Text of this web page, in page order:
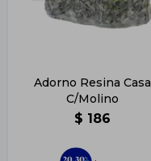
Adorno Resina Casa
C/Molino
$ 186